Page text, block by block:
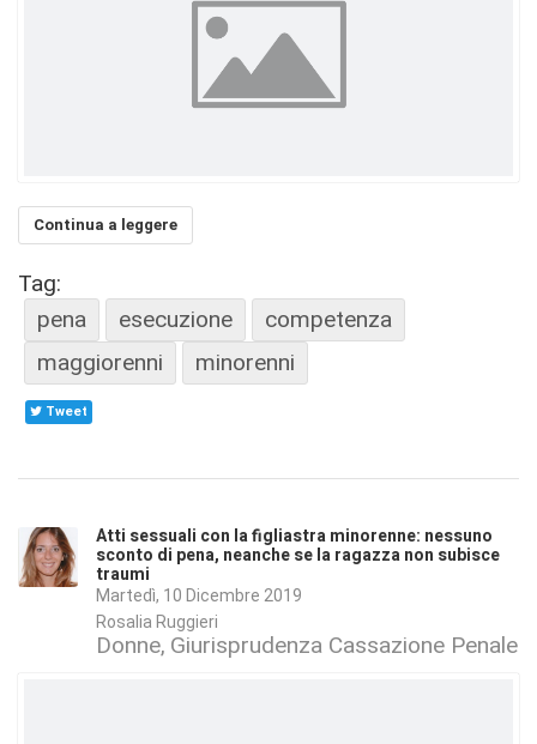
Continua a leggere
Tag:
pena
esecuzione
competenza
maggiorenni
minorenni
Tweet
Atti sessuali con la figliastra minorenne: nessuno
sconto di pena, neanche se la ragazza non subisce
traumi
Martedì, 10 Dicembre 2019
Rosalia Ruggieri
Donne Giurisprudenza Cassazione Penale